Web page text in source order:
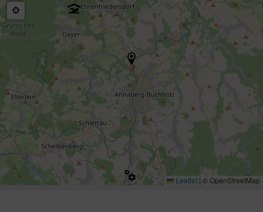
Leaflet | © OpenStreetMap